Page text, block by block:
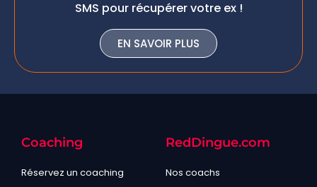
SMS pour récupérer votre ex !
EN SAVOIR PLUS
Coaching
Réservez un coaching
RedDingue.com
Nos coachs